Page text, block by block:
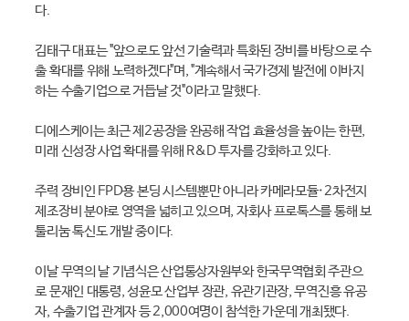
다.
김태구 대표는 "앞으로도 앞선 기술력과 특화된 장비를 바탕으로 수
출 확대를 위해 노력하겠다"며, "계속해서 국가경제 발전에 이바지
하는 수출기업으로 거듭날 것"이라고 말했다.
디에스케이는 최근 제2공장을 완공해 작업 효율성을 높이는 한편,
미래 신성장 사업 확대를 위해 R&D 투자를 강화하고 있다.
주력 장비인 FPD용 본딩 시스템뿐만 아니라 카메라모듈·2차전지
제조장비 분야로 영역을 넓히고 있으며, 자회사 프로톡스를 통해 보
툴리눔 톡신도 개발 중이다.
이날 무역의 날 기념식은 산업통상자원부와 한국무역협회 주관으
로 문재인 대통령, 성윤모 산업부 장관, 유관기관장, 무역진흥 유공
자, 수출기업 관계자 등 2,000여명이 참석한 가운데 개최됐다.